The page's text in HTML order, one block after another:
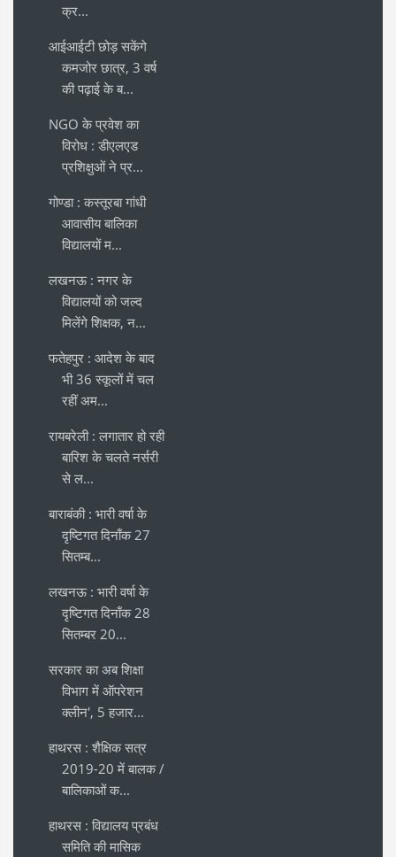
क्र...
आईआईटी छोड़ सकेंगे
कमजोर छात्र, 3 वर्ष
की पढ़ाई के ब...
NGO के प्रवेश का
विरोध : डीएलएड
प्रशिक्षुओं ने प्र...
गोण्डा : कस्तूरबा गांधी
आवासीय बालिका
विद्यालयों म...
लखनऊ : नगर के
विद्यालयों को जल्द
मिलेंगे शिक्षक, न...
फतेहपुर : आदेश के बाद
भी 36 स्कूलों में चल
रहीं अम...
रायबरेली : लगातार हो रही
बारिश के चलते नर्सरी
से ल...
बाराबंकी : भारी वर्षा के
दृष्टिगत दिनाँक 27
सितम्ब...
लखनऊ : भारी वर्षा के
दृष्टिगत दिनाँक 28
सितम्बर 20...
सरकार का अब शिक्षा
विभाग में ऑपरेशन
क्लीन', 5 हजार...
हाथरस : शैक्षिक सत्र
2019-20 में बालक /
बालिकाओं क...
हाथरस : विद्यालय प्रबंध
समिति की मासिक